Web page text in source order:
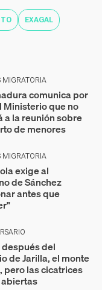
EXAGAL
MIGRATORIA
comunica por
Ministerio que no
a la reunión sobre
de menores
MIGRATORIA
exige al
de Sánchez
antes que
después del
de Jarilla, el monte
pero las cicatrices